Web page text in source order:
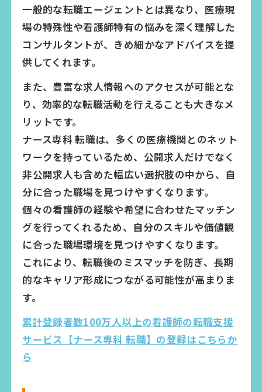
一般的な転職エージェントとは異なり、医療現
場の特殊性や看護師特有の悩みを深く理解した
コンサルタントが、きめ細かなアドバイスを提
供してくれます。
また、豊富な求人情報へのアクセスが可能とな
り、効率的な転職活動を行えることも大きなメ
リットです。
ナース専科 転職は、多くの医療機関とのネット
ワークを持っているため、公開求人だけでなく
非公開求人も含めた幅広い選択肢の中から、自
分に合った職場を見つけやすくなります。
個々の看護師の経験や希望に合わせたマッチン
グを行ってくれるため、自分のスキルや価値観
に合った職場環境を見つけやすくなります。
これにより、転職後のミスマッチを防ぎ、長期
的なキャリア形成につながる可能性が高まりま
す。
累計登録者数100万人以上の看護師の転職支援
サービス【ナース専科 転職】の登録はこちらか
ら